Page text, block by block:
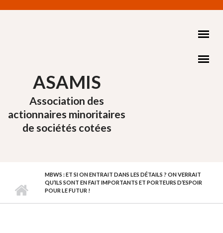
ASAMIS
Association des
actionnaires minoritaires
de sociétés cotées
MBWS : ET SI ON ENTRAIT DANS LES DÉTAILS ? ON VERRAIT
QU’ILS SONT EN FAIT IMPORTANTS ET PORTEURS D’ESPOIR
POUR LE FUTUR !